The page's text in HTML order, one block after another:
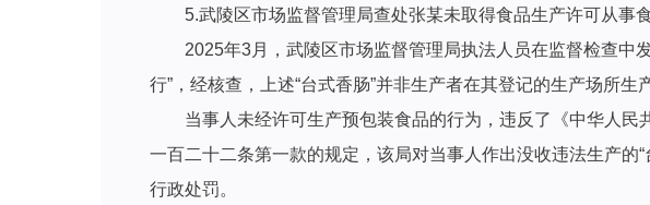
5.武陵区市场监督管理局查处张某未取得食品生产许可从事
2025年3月，武陵区市场监督管理局执法人员在监督检查中
行”，经核查，上述“台式香肠”并非生产者在其登记的生产场所生
当事人未经许可生产预包装食品的行为，违反了《中华人
一百二十二条第一款的规定，该局对当事人作出没收违法生产
行政处罚。